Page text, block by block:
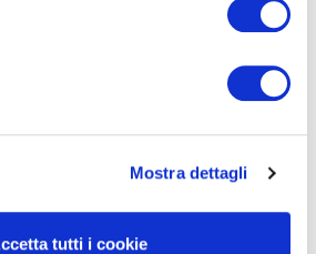
Mostra dettagli
tutti i cookie
DEL MAGAZINE